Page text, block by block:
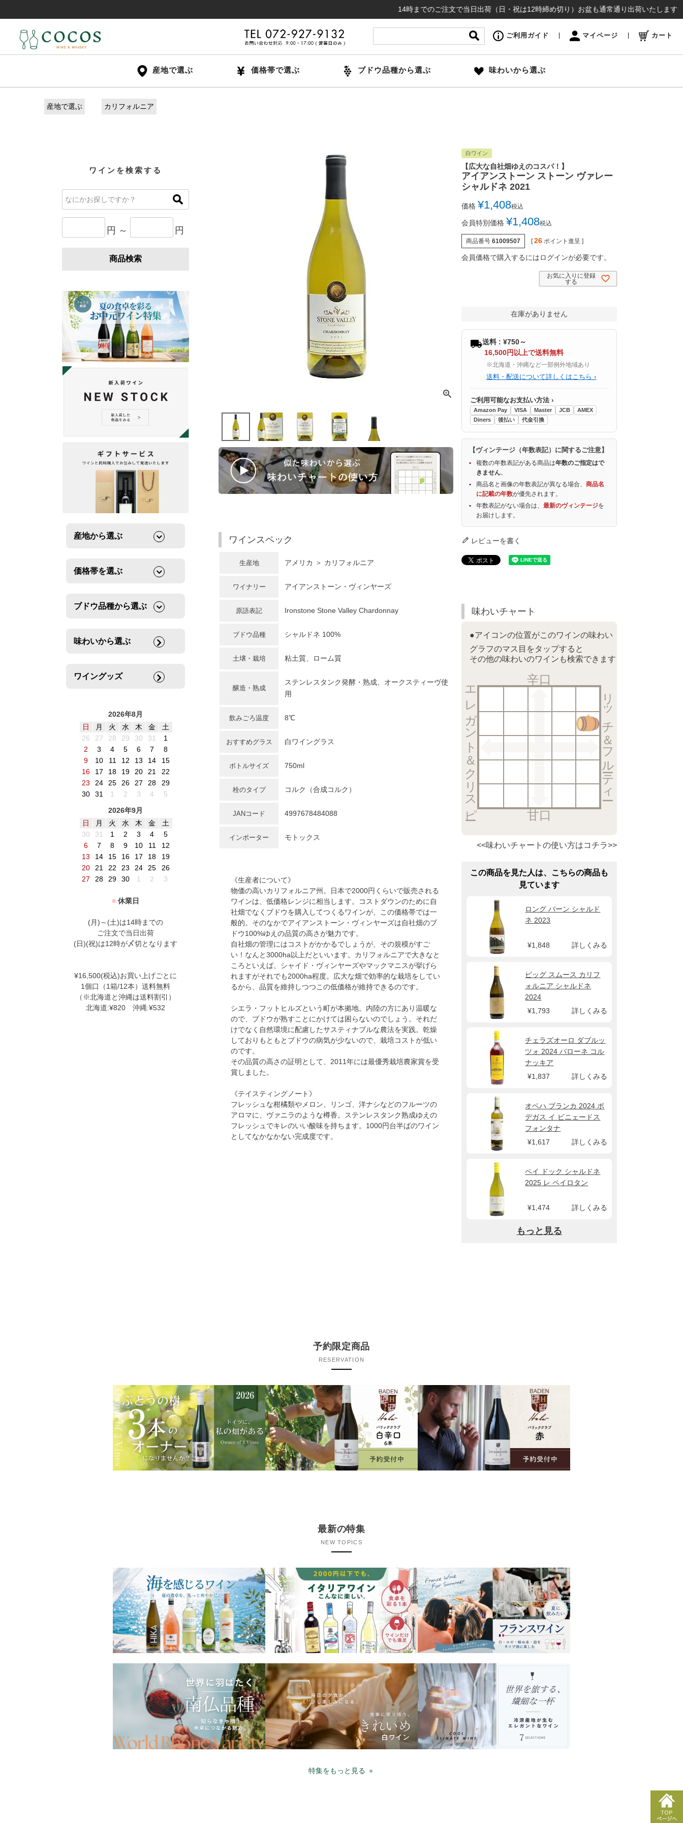
14時までのご注文で当日出荷（日・祝は12時締め切り）お盆も通常通り出荷いたします
ご利用ガイド マイページ カート
産地で選ぶ 価格帯で選ぶ ブドウ品種から選ぶ 味わいから選ぶ
産地で選ぶ カリフォルニア
ワインを検索する
円 ～ 円
商品検索
産地から選ぶ
価格帯を選ぶ
ブドウ品種から選ぶ
味わいから選ぶ
ワイングッズ
2026年8月
日
月 火 水 木 金
土
26
27 28 29 30 31
1
2
3 4 5 6 7
8
9
10 11 12 13 14
15
16
17 18 19 20 21
22
23
24 25 26 27 28
29
30
31 1 2 3 4
5
2026年9月
日
月 火 水 木 金
土
30
31 1 2 3 4
5
6
7 8 9 10 11
12
13
14 15 16 17 18
19
20
21 22 23 24 25
26
27
28 29 30 1 2 3
■ 休業日
(月)～(土)は14時までの
ご注文で当日出荷
(日)(祝)は12時が〆切となります
¥16,500(税込)お買い上げごとに
1個口（1箱/12本）送料無料
（※北海道と沖縄は送料割引）
北海道:¥820 沖縄:¥532
ワインスペック
生産地 アメリカ ＞ カリフォルニア
ワイナリー アイアンストーン・ヴィンヤーズ
原語表記 Ironstone Stone Valley Chardonnay
ブドウ品種 シャルドネ 100%
土壌・栽培 粘土質、ローム質
醸造・熟成
ステンレスタンク発酵・熟成、オークスティーヴ使
用
飲みごろ温度 8℃
おすすめグラス 白ワイングラス
ボトルサイズ 750ml
栓のタイプ コルク（合成コルク）
JANコード 4997678484088
インポーター モトックス
《生産者について》
物価の高いカリフォルニア州。日本で2000円くらいで販売される
ワインは、低価格レンジに相当します。コストダウンのために自
社畑でなくブドウを購入してつくるワインが、この価格帯では一
般的。そのなかでアイアンストーン・ヴィンヤーズは自社畑のブ
ドウ100%ゆえの品質の高さが魅力です。
自社畑の管理にはコストがかかるでしょうが、その規模がすご
い！なんと3000ha以上だといいます。カリフォルニアで大きなと
ころといえば、シャイド・ヴィンヤーズやマックマニスが挙げら
れますがそれでも2000ha程度。広大な畑で効率的な栽培をしてい
るから、品質を維持しつつこの低価格が維持できるのです。
シエラ・フットヒルズという町が本拠地。内陸の方にあり温暖な
ので、ブドウが熟すことにかけては困らないのでしょう。それだ
けでなく自然環境に配慮したサスティナブルな農法を実践。乾燥
しておりもともとブドウの病気が少ないので、栽培コストが低い
のです。
その品質の高さの証明として、2011年には最優秀栽培農家賞を受
賞しました。
《テイスティングノート》
フレッシュな柑橘類やメロン、リンゴ、洋ナシなどのフルーツの
アロマに、ヴァニラのような樽香。ステンレスタンク熟成ゆえの
フレッシュでキレのいい酸味を持ちます。1000円台半ばのワイン
としてなかなかない完成度です。
白ワイン
【広大な自社畑ゆえのコスパ！】
アイアンストーン ストーン ヴァレー
シャルドネ 2021
価格 ¥1,408税込
会員特別価格 ¥1,408税込
商品番号 61009507 [ 26 ポイント進呈 ]
会員価格で購入するにはログインが必要です。
お気に入りに登録
する
在庫がありません
送料 : ¥750～
16,500円以上で送料無料
※北海道・沖縄など一部例外地域あり
送料・配送について詳しくはこちら ›
ご利用可能なお支払い方法 ›
Amazon Pay VISA Master JCB
AMEX
Diners
後払い 代金引換
【ヴィンテージ（年数表記）に関するご注意】
複数の年数表記がある商品は年数のご指定はで
きません。
商品名と画像の年数表記が異なる場合、商品名
に記載の年数が優先されます。
年数表記がない場合は、最新のヴィンテージを
お届けします。
レビューを書く
味わいチャート
●アイコンの位置がこのワインの味わい
グラフのマス目をタップすると
その他の味わいのワインも検索できます
辛口
リッチ＆フルーティー
甘口
エレガント＆クリスピー
<<味わいチャートの使い方はコチラ>>
この商品を見た人は、こちらの商品も
見ています
ロング バーン シャルド
ネ 2023
¥1,848 詳しくみる
ビッグ スムース カリフ
ォルニア シャルドネ
2024
¥1,793
詳しくみる
チェラズオーロ ダブルッ
ツォ 2024 バローネ コル
ナッキア
¥1,837
詳しくみる
オベハ ブランカ 2024 ボ
デガス イ ビニェードス
フォンタナ
¥1,617
詳しくみる
ペイ ドック シャルドネ
2025 レ ペイロタン
¥1,474 詳しくみる
もっと見る
予約限定商品
RESERVATION
最新の特集
NEW TOPICS
特集をもっと見る ＋